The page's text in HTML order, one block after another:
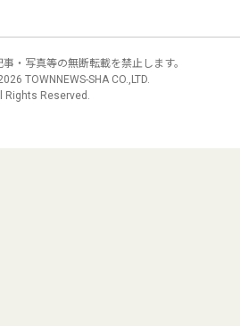
・写真等の無断転載を禁止します。
TOWNNEWS-SHA CO.,LTD.
Rights Reserved.